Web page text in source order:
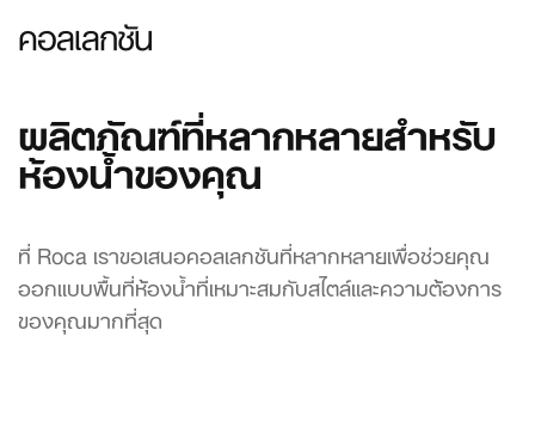
คอลเลกชัน
ผลิตภัณฑ์ที่หลากหลายสำหรับ
ห้องน้ำของคุณ
ที่ Roca เราขอเสนอคอลเลกชันที่หลากหลายเพื่อช่วยคุณ
ออกแบบพื้นที่ห้องน้ำที่เหมาะสมกับสไตล์และความต้องการ
ของคุณมากที่สุด